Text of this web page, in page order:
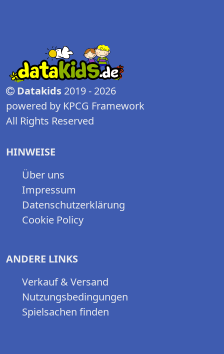
Datakids 2019 - 2026
powered by KPCG Framework
All Rights Reserved
HINWEISE
Über uns
Impressum
Datenschutzerklärung
Cookie Policy
ANDERE LINKS
Verkauf & Versand
Nutzungsbedingungen
Spielsachen finden